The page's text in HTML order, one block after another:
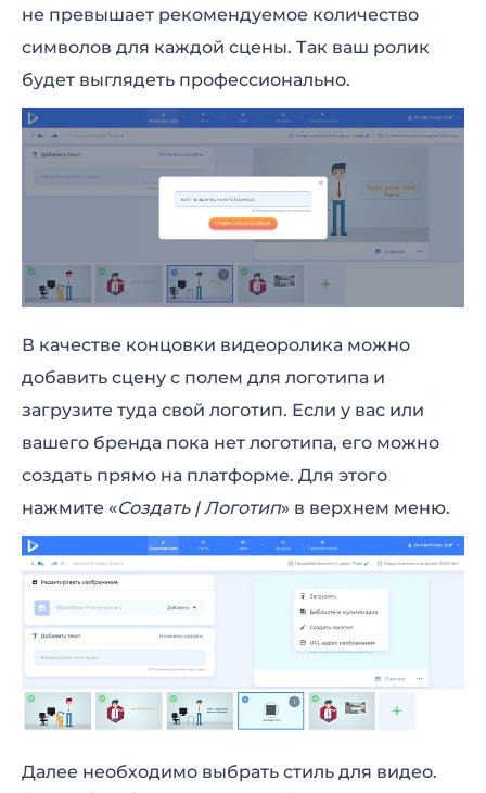
не превышает рекомендуемое количество
символов для каждой сцены. Так ваш ролик
будет выглядеть профессионально.
В качестве концовки видеоролика можно
добавить сцену с полем для логотипа и
загрузите туда свой логотип. Если у вас или
вашего бренда пока нет логотипа, его можно
создать прямо на платформе. Для этого
нажмите «Создать | Логотип» в верхнем меню.
Далее необходимо выбрать стиль для видео.